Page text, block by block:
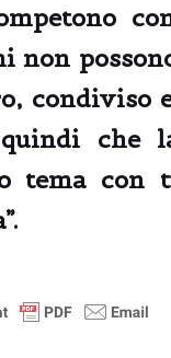
non
condiviso
che
tema con